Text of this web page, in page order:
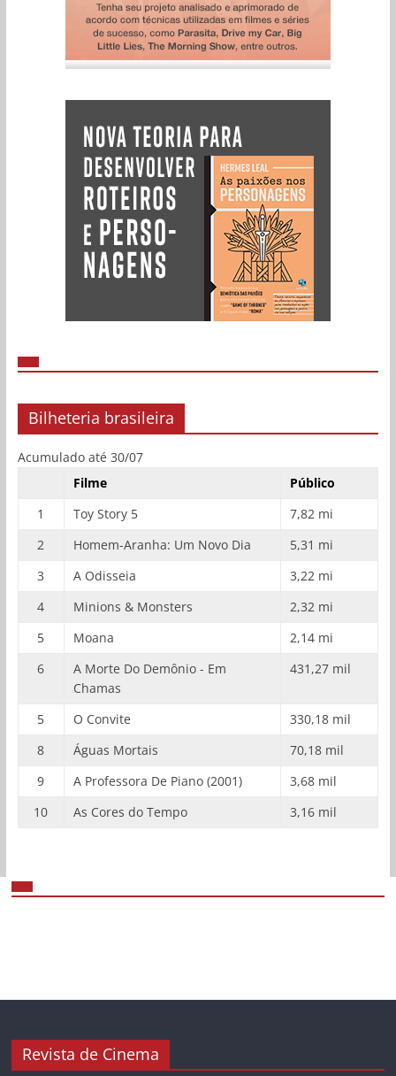
Bilheteria brasileira
Acumulado até 30/07
Filme
Público
1
Toy Story 5
7,82 mi
2
Homem-Aranha: Um Novo Dia
5,31 mi
3
A Odisseia
3,22 mi
4
Minions & Monsters
2,32 mi
5
Moana
2,14 mi
6
A Morte Do Demônio - Em
Chamas
431,27 mil
5 O Convite
330,18 mil
8
Águas Mortais
70,18 mil
9
A Professora De Piano (2001)
3,68 mil
10
As Cores do Tempo 3,16 mil
Revista de Cinema